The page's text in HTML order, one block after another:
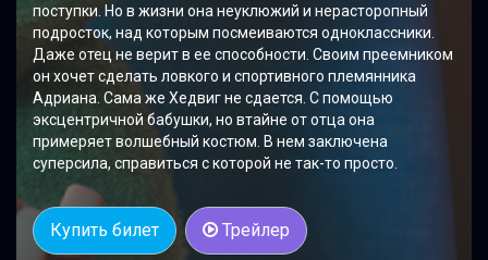
поступки. Но в жизни она неуклюжий и нерасторопный
подросток, над которым посмеиваются одноклассники.
Даже отец не верит в ее способности. Своим преемником
он хочет сделать ловкого и спортивного племянника
Адриана. Сама же Хедвиг не сдается. С помощью
эксцентричной бабушки, но втайне от отца она
примеряет волшебный костюм. В нем заключена
суперсила, справиться с которой не так-то просто.
Купить билет Трейлер